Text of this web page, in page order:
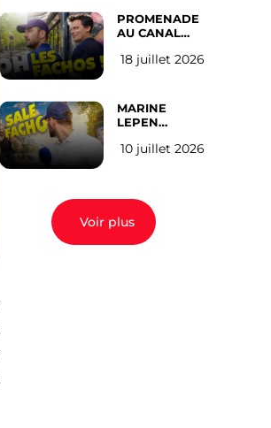
l’avis des
Français
PROMENADE
AU CANAL
(les gauchistes
18 juillet 2026
MARINE
LEPEN
EN 2027 : l’avis
10 juillet 2026
Voir plus